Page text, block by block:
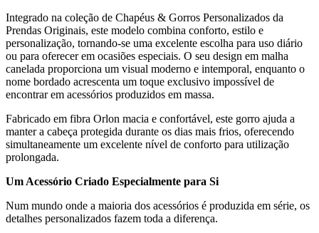
Integrado na coleção de Chapéus & Gorros Personalizados da
Prendas Originais, este modelo combina conforto, estilo e
personalização, tornando-se uma excelente escolha para uso diário
ou para oferecer em ocasiões especiais. O seu design em malha
canelada proporciona um visual moderno e intemporal, enquanto o
nome bordado acrescenta um toque exclusivo impossível de
encontrar em acessórios produzidos em massa.
Fabricado em fibra Orlon macia e confortável, este gorro ajuda a
manter a cabeça protegida durante os dias mais frios, oferecendo
simultaneamente um excelente nível de conforto para utilização
prolongada.
Um Acessório Criado Especialmente para Si
Num mundo onde a maioria dos acessórios é produzida em série, os
detalhes personalizados fazem toda a diferença.